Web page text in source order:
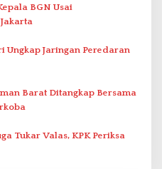
BGN Usai
Ungkap Jaringan Peredaran
Barat Ditangkap Bersama
Tukar Valas, KPK Periksa